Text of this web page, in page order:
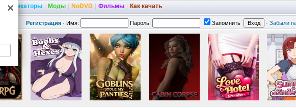
Русификаторы Моды NoDVD Фильмы Как качать
Регистрация · Имя: Пароль: Запомнить · Забыли